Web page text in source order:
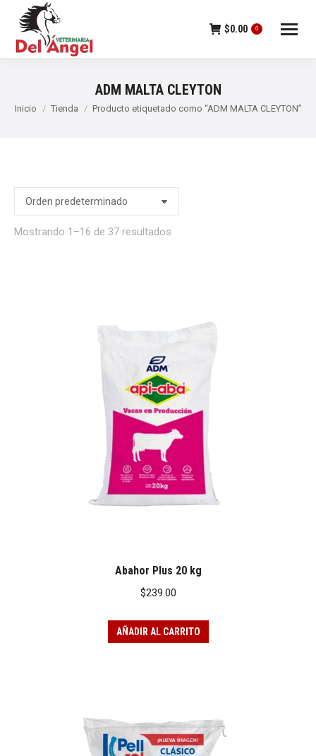
$0.00 0
ADM MALTA CLEYTON
Estás aquí:
Inicio Tienda Producto etiquetado como “ADM MALTA CLEYTON”
Mostrando 1–16 de 37 resultados
Abahor Plus 20 kg
$239.00
AÑADIR AL CARRITO